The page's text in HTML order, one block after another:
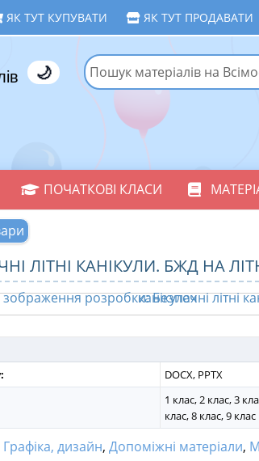
ЯК ТУТ КУПУВАТИ ЯК ТУТ ПРОДАВАТИ
🌙
ПОЧАТКОВІ КЛАСИ
ЛІТНІ КАНІКУЛИ. БЖД НА
DOCX, PPTX
1 клас, 2 клас, 3
клас, 8 клас, 9 клас
Графіка, дизайн, Допоміжні матеріали,